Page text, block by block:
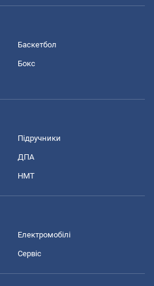
Баскетбол
Бокс
Підручники
ДПА
НМТ
Електромобілі
Сервіс